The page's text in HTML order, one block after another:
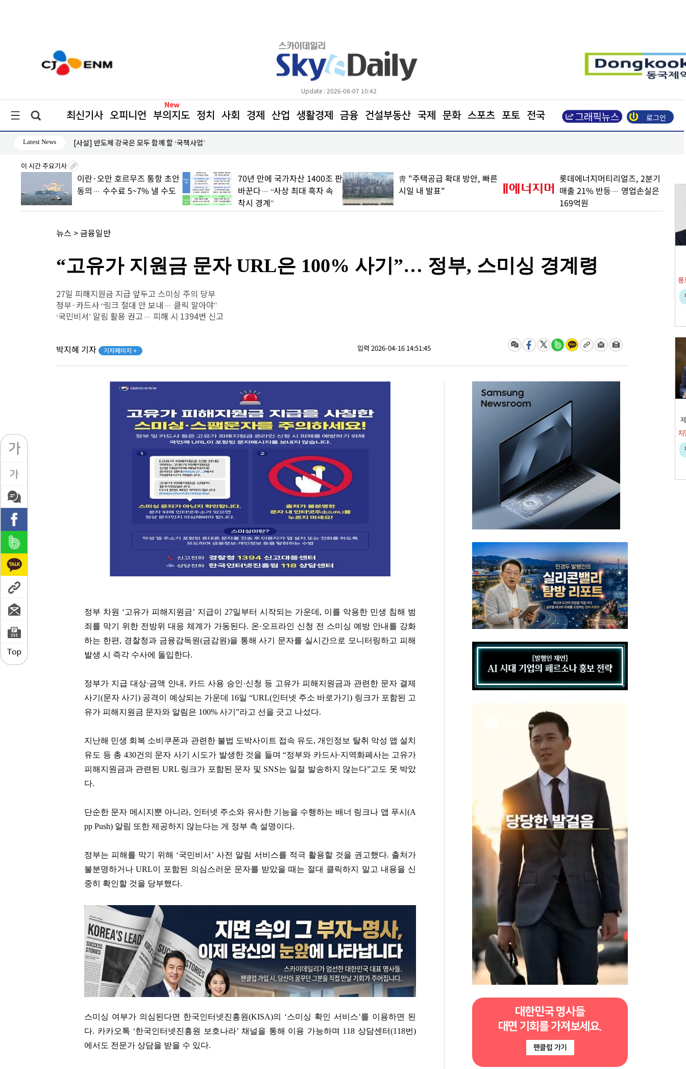
Update : 2026-08-07 10:42
최신기사 오피니언 부의지도 정치 사회 경제 산업 생활경제 금융 건설부동산 국제 문화 스포츠 포토 전국 로그인
Latest News [단독] ‘급변하는 기상’… 보다 안전한 하늘길 열린다
이 시간 주요기사
70년 만에 국가자산 1400조 판
바꾼다… “사상 최대 흑자 속
靑 "주택공급 확대 방안, 빠른
시일 내 발표"
롯데에너지머티리얼즈, 2분기
매출 21% 반등… 영업손실은
與 "육사, 세번의 쿠데타 주축"
vs 野 "군인이 쿠데타 잠재
세력이냐"
뉴스 > 금융일반
“고유가 지원금 문자 URL은 100% 사기”… 정부, 스미싱 경계령
27일 피해지원금 지급 앞두고 스미싱 주의 당부
정부·카드사 “링크 절대 안 보내… 클릭 말아야”
‘국민비서’ 알림 활용 권고… 피해 시 1394번 신고
박지혜 기자 기자페이지 + 입력 2026-04-16 14:51:45
정부 차원 ‘고유가 피해지원금’ 지급이 27일부터 시작되는 가운데, 이를 악용한 민생 침해 범
죄를 막기 위한 전방위 대응 체계가 가동된다. 온·오프라인 신청 전 스미싱 예방 안내를 강화
하는 한편, 경찰청과 금융감독원(금감원)을 통해 사기 문자를 실시간으로 모니터링하고 피해
발생 시 즉각 수사에 돌입한다.
정부가 지급 대상·금액 안내, 카드 사용 승인·신청 등 고유가 피해지원금과 관련한 문자 결제
사기(문자 사기) 공격이 예상되는 가운데 16일 “URL(인터넷 주소 바로가기) 링크가 포함된 고
유가 피해지원금 문자와 알림은 100% 사기”라고 선을 긋고 나섰다.
지난해 민생 회복 소비쿠폰과 관련한 불법 도박사이트 접속 유도, 개인정보 탈취 악성 앱 설치
유도 등 총 430건의 문자 사기 시도가 발생한 것을 들며 “정부와 카드사·지역화폐사는 고유가
피해지원금과 관련된 URL 링크가 포함된 문자 및 SNS는 일절 발송하지 않는다”고도 못 박았
다.
단순한 문자 메시지뿐 아니라, 인터넷 주소와 유사한 기능을 수행하는 배너 링크나 앱 푸시(A
pp Push) 알림 또한 제공하지 않는다는 게 정부 측 설명이다.
정부는 피해를 막기 위해 ‘국민비서’ 사전 알림 서비스를 적극 활용할 것을 권고했다. 출처가
불분명하거나 URL이 포함된 의심스러운 문자를 받았을 때는 절대 클릭하지 말고 내용을 신
중히 확인할 것을 당부했다.
스미싱 여부가 의심된다면 한국인터넷진흥원(KISA)의 ‘스미싱 확인 서비스’를 이용하면 된
다. 카카오톡 ‘한국인터넷진흥원 보호나라’ 채널을 통해 이용 가능하며 118 상담센터(118번)
에서도 전문가 상담을 받을 수 있다.
대한민국 명사들
대면 기회를 가져보세요.
팬클럽 가기